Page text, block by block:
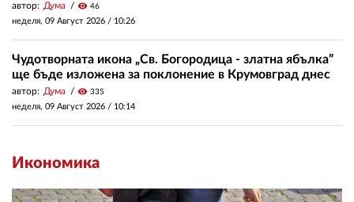
автор: Дума visibility 46
неделя, 09 Август 2026 / 10:26
Чудотворната икона „Св. Богородица - златна ябълка”
ще бъде изложена за поклонение в Крумовград днес
автор: Дума visibility 335
неделя, 09 Август 2026 / 10:14
Икономика